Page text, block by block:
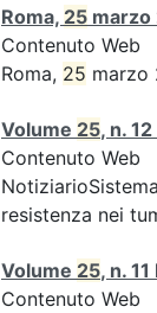
Roma, 25 marzo
Contenuto Web
Roma, 25 marzo
Volume 25, n.
Contenuto Web
resistenza nei
Volume 25, n.
Contenuto Web